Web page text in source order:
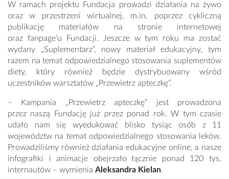
W ramach projektu Fundacja prowadzi działania na żywo
oraz w przestrzeni wirtualnej, m.in. poprzez cykliczną
publikację materiałów na stronie internetowej
oraz fanpage’u Fundacji. Jeszcze w tym roku ma zostać
wydany „Suplementarz”, nowy materiał edukacyjny, tym
razem na temat odpowiedzialnego stosowania suplementów
diety, który również będzie dystrybuowany wśród
uczestników warsztatów „Przewietrz apteczkę”.
– Kampania „Przewietrz apteczkę” jest prowadzona
przez naszą Fundację już przez ponad rok. W tym czasie
udało nam się wyedukować blisko tysiąc osób z 11
województw na temat odpowiedzialnego stosowania leków.
Prowadziliśmy również działania edukacyjne online, a nasze
infografiki i animacje obejrzało łącznie ponad 120 tys.
internautów – wymienia Aleksandra Kielan.